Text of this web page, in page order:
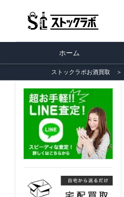
ホーム
ストックラボお酒買取 ＞